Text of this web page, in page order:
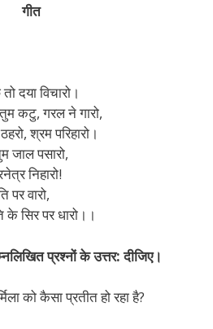
गीत
दया विचारो।
कटु, गरल ने गारो,
श्रम परिहारो।
जाल पसारो,
निहारो!
पर वारो,
के सिर पर धारो।।
प्रश्नों के उत्तर: दीजिए।
को कैसा प्रतीत हो रहा है?